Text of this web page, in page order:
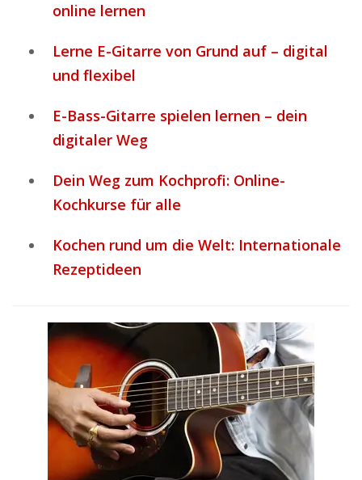
online lernen
Lerne E-Gitarre von Grund auf – digital
und flexibel
E-Bass-Gitarre spielen lernen – dein
digitaler Weg
Dein Weg zum Kochprofi: Online-
Kochkurse für alle
Kochen rund um die Welt: Internationale
Rezeptideen